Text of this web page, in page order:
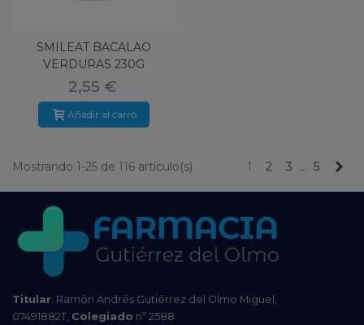
SMILEAT BACALAO
VERDURAS 230G
2,55 €
Añadir al carro
Mostrando 1-25 de 116 artículo(s) 1 2 3 … 5
Titular: Ramón Andrés Gutiérrez del Olmo Miguel,
07491882T, Colegiado nº 2588